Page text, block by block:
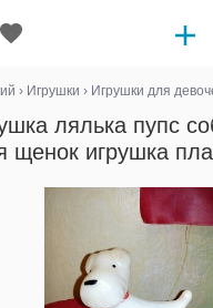
› Игрушки › Игрушки для
лялька пупс
щенок игрушка